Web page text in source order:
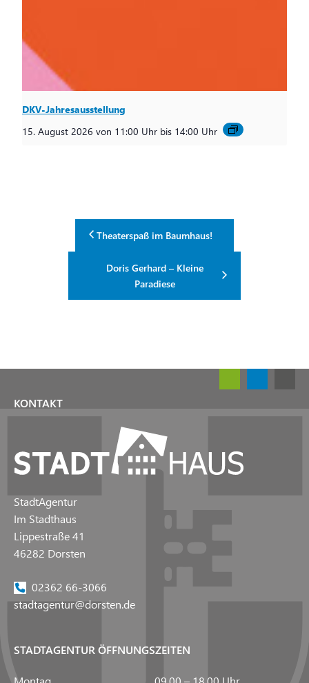
DKV-Jahresausstellung
15. August 2026 von 11:00 Uhr bis 14:00 Uhr
Theaterspaß im Baumhaus!
Doris Gerhard – Kleine
Paradiese
KONTAKT
StadtAgentur
Im Stadthaus
Lippestraße 41
46282 Dorsten
02362 66-3066
stadtagentur@dorsten.de
STADTAGENTUR ÖFFNUNGSZEITEN